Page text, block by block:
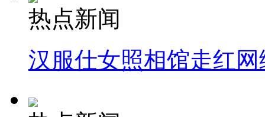
热点新闻
汉服仕女照相馆走红网